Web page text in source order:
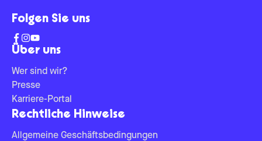
Über uns
Wer sind wir?
Presse
Karriere-Portal
Rechtliche Hinweise
Allgemeine Geschäftsbedingungen
Folgen Sie uns